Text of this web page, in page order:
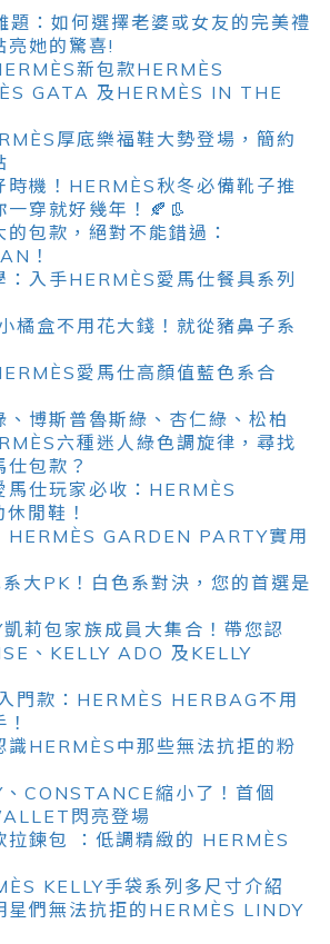
題：如何選擇老婆或女友的完美禮
亮她的驚喜!
新包款HERMÈS
GATA 及HERMÈS IN THE
厚底樂福鞋大勢登場，簡約
時機！HERMÈS秋冬必備靴子推
穿就好幾年！🍂👢
包款，絕對不能錯過：
！
：入手HERMÈS愛馬仕餐具系列
橘盒不用花大錢！就從豬鼻子系
愛馬仕高顏值藍色系合
、博斯普魯斯綠、杏仁綠、松柏
六種迷人綠色調旋律，尋找
包款？
馬仕玩家必收：HERMÈS
閒鞋！
HERMÈS GARDEN PARTY實用
大PK！白色系對決，您的首選是
莉包家族成員大集合！帶您認
、KELLY ADO 及KELLY
門款：HERMÈS HERBAG不用
識HERMÈS中那些無法抗拒的粉
CONSTANCE縮小了！首個
閃亮登場
拉鍊包 ：低調精緻的 HERMÈS
KELLY手袋系列多尺寸介紹
星們無法抗拒的HERMÈS LINDY